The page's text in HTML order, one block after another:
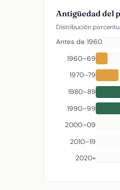
Antigüedad del
Distribución
Antes de 1960
1960–69
1970–79
1980–89
1990–99
2000–09
2010–19
2020+